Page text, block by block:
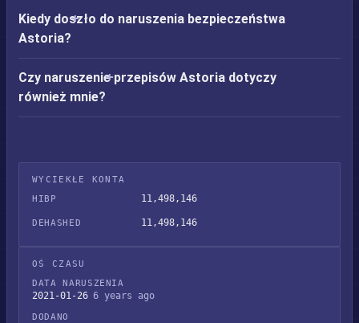
Kiedy doszło do naruszenia bezpieczeństwa
Astoria?
Czy naruszenie przepisów Astoria dotyczy
również mnie?
WYCIEKŁE KONTA
HIBP
11,498,146
DEHASHED 11,498,146
OŚ CZASU
DATA NARUSZENIA
2021-01-26 6 years ago
DODANO